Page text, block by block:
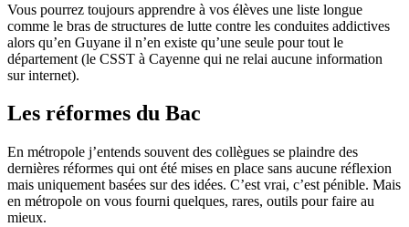
Vous pourrez toujours apprendre à vos élèves une liste longue
comme le bras de structures de lutte contre les conduites addictives
alors qu’en Guyane il n’en existe qu’une seule pour tout le
département (le CSST à Cayenne qui ne relai aucune information
sur internet).
Les réformes du Bac
En métropole j’entends souvent des collègues se plaindre des
dernières réformes qui ont été mises en place sans aucune réflexion
mais uniquement basées sur des idées. C’est vrai, c’est pénible. Mais
en métropole on vous fourni quelques, rares, outils pour faire au
mieux.